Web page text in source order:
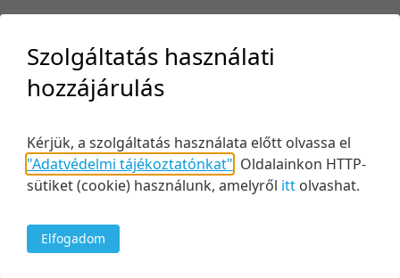
Feltöltés idejéig
Keresés
Szolgáltatás használati
hozzájárulás
Kérjük, a szolgáltatás használata előtt olvassa el
"Adatvédelmi tájékoztatónkat" Oldalainkon HTTP-
sütiket (cookie) használunk, amelyről itt olvashat.
Elfogadom